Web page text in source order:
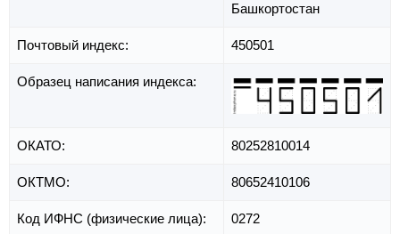
Башкортостан
Почтовый индекс: 450501
Образец написания индекса:
ОКАТО: 80252810014
ОКТМО: 80652410106
Код ИФНС (физические лица): 0272